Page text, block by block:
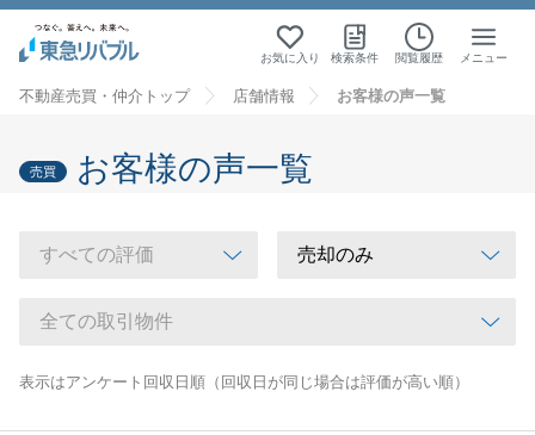
お気に入り 検索条件 閲覧履歴 メニュー
不動産売買・仲介トップ 店舗情報 お客様の声一覧
売買 お客様の声一覧
表示はアンケート回収日順（回収日が同じ場合は評価が高い順）